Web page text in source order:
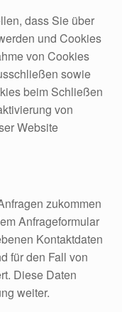
dass Sie über
und Cookies
von Cookies
sowie
beim Schließen
von
Website
zukommen
Anfrageformular
Kontaktdaten
für den Fall von
Diese Daten
weiter.